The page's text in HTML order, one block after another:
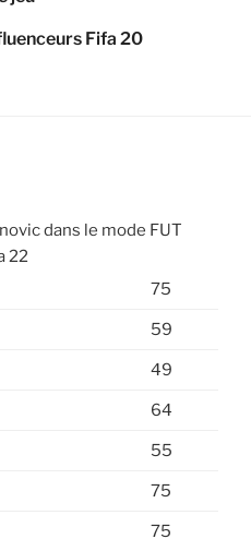
Fifa 20
dans le mode FUT
22
75
59
49
64
55
75
75